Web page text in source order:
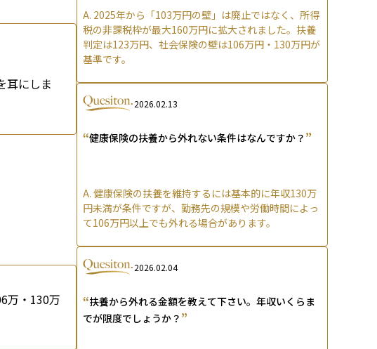
耳にしま
万・130万
A. 2025年から「103万円の壁」は廃止ではなく、所得
税の非課税枠が最大160万円に拡大されました。扶養
判定は123万円、社会保険の壁は106万円・130万円が
基準です。
2026.02.13
“健康保険の扶養から外れない条件はなんですか？ ”
A. 健康保険の扶養を維持するには基本的に年収130万
円未満が条件ですが、勤務先の規模や労働時間によっ
て106万円以上でも外れる場合があります。
2026.02.04
“扶養から外れる金額を教えて下さい。年収いくらま
でが限度でしょうか？ ”